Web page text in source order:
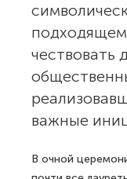
подходящем
чествовать
важные
В очной